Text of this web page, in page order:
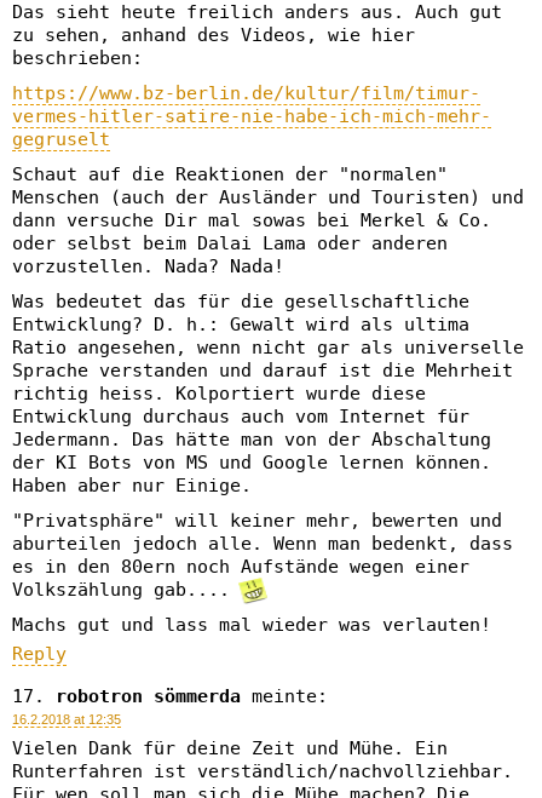
Das sieht heute freilich anders aus. Auch gut
zu sehen, anhand des Videos, wie hier
beschrieben:
https://www.bz-berlin.de/kultur/film/timur-
vermes-hitler-satire-nie-habe-ich-mich-mehr-
gegruselt
Schaut auf die Reaktionen der "normalen"
Menschen (auch der Ausländer und Touristen) und
dann versuche Dir mal sowas bei Merkel & Co.
oder selbst beim Dalai Lama oder anderen
vorzustellen. Nada? Nada!
Was bedeutet das für die gesellschaftliche
Entwicklung? D. h.: Gewalt wird als ultima
Ratio angesehen, wenn nicht gar als universelle
Sprache verstanden und darauf ist die Mehrheit
richtig heiss. Kolportiert wurde diese
Entwicklung durchaus auch vom Internet für
Jedermann. Das hätte man von der Abschaltung
der KI Bots von MS und Google lernen können.
Haben aber nur Einige.
"Privatsphäre" will keiner mehr, bewerten und
aburteilen jedoch alle. Wenn man bedenkt, dass
es in den 80ern noch Aufstände wegen einer
Volkszählung gab....
Machs gut und lass mal wieder was verlauten!
Reply
robotron sömmerda meinte:
16.2.2018 at 12:35
Vielen Dank für deine Zeit und Mühe. Ein
Runterfahren ist verständlich/nachvollziehbar.